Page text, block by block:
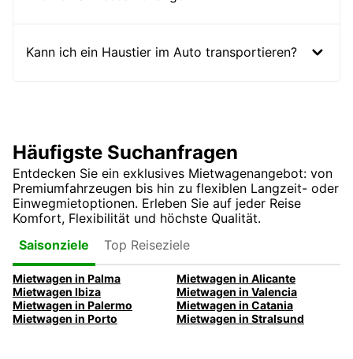
Kann ich ein Haustier im Auto transportieren?
Häufigste Suchanfragen
Entdecken Sie ein exklusives Mietwagenangebot: von
Premiumfahrzeugen bis hin zu flexiblen Langzeit- oder
Einwegmietoptionen. Erleben Sie auf jeder Reise
Komfort, Flexibilität und höchste Qualität.
Saisonziele
Top Reiseziele
Mietwagen in Palma
Mietwagen in Alicante
Mietwagen Ibiza
Mietwagen in Valencia
Mietwagen in Palermo
Mietwagen in Catania
Mietwagen in Porto
Mietwagen in Stralsund